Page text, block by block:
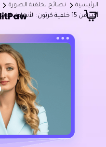
الرئيسية
نصائح لخلفية الصورة
أكثر من 15 خلفية كرتون: الأنماط، الاستخدامات، وكيفية إنشاء واحدة